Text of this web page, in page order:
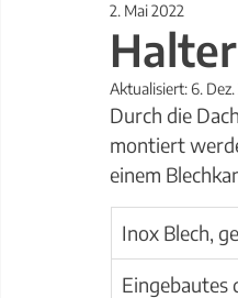
2. Mai 2022
Aktualisiert: 6.
Durch die
montiert
einem
Inox Blech,
Eingebautes